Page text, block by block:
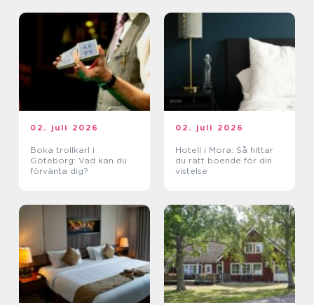
02. juli 2026
Boka trollkarl i
Göteborg: Vad kan du
förvänta dig?
02. juli 2026
Hotell i Mora: Så hittar
du rätt boende för din
vistelse